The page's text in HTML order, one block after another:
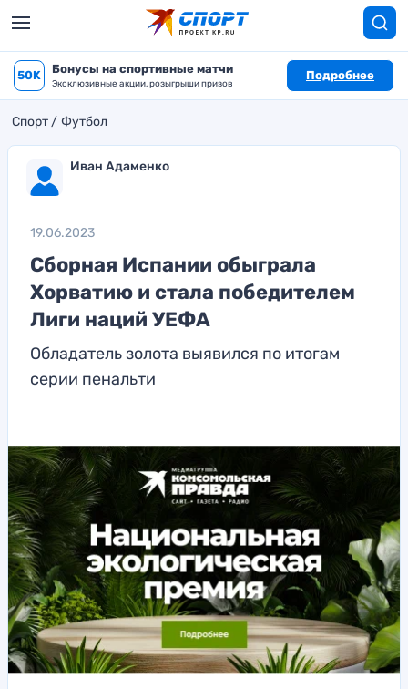
50K Бонусы на спортивные матчи
Эксклюзивные акции, розыгрыши призов
Подробнее
Спорт Футбол
Иван Адаменко
19.06.2023
Сборная Испании обыграла
Хорватию и стала победителем
Лиги наций УЕФА
Обладатель золота выявился по итогам
серии пенальти